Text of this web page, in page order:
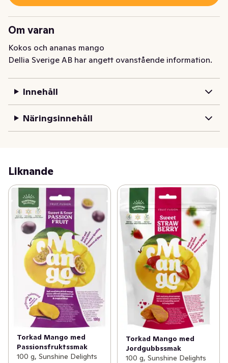
Om varan
Kokos och ananas mango
Dellia Sverige AB har angett ovanstående information.
Innehåll
Näringsinnehåll
Liknande
Torkad Mango med
Passionsfruktssmak
100 g, Sunshine Delights
Torkad Mango med
Jordgubbssmak
100 g, Sunshine Delights